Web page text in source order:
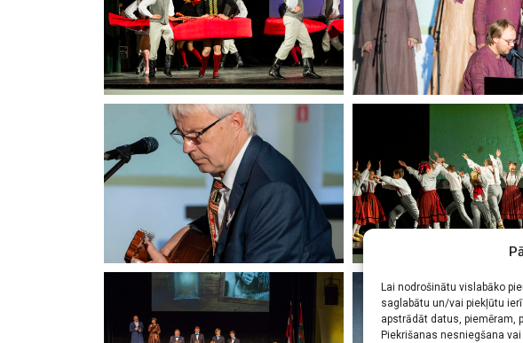
Lai nodrošinātu vislabāko
saglabātu un/vai piekļūtu
apstrādāt datus, piemēram,
Piekrišanas nesniegšana